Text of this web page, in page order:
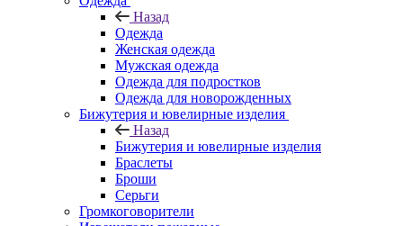
Назад
Одежда
Женская одежда
Мужская одежда
Одежда для подростков
Одежда для новорожденных
Бижутерия и ювелирные изделия
Назад
Бижутерия и ювелирные изделия
Браслеты
Броши
Серьги
Громкоговорители